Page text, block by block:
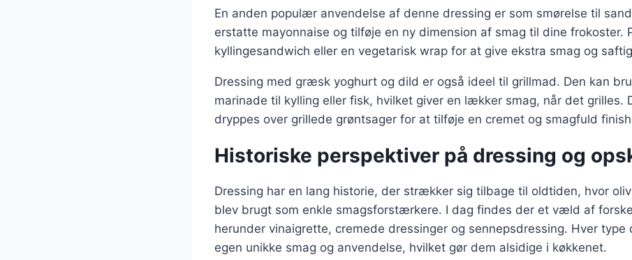
En anden populær anvendelse af denne dressing er som smørelse til
erstatte mayonnaise og tilføje en ny dimension af smag til dine frokoster.
kyllingesandwich eller en vegetarisk wrap for at give ekstra smag og
Dressing med græsk yoghurt og dild er også ideel til grillmad. Den kan
marinade til kylling eller fisk, hvilket giver en lækker smag, når det grilles.
dryppes over grillede grøntsager for at tilføje en cremet og smagfuld
Historiske perspektiver på dressing og
Dressing har en lang historie, der strækker sig tilbage til oldtiden, hvor
blev brugt som enkle smagsforstærkere. I dag findes der et væld af
herunder vinaigrette, cremede dressinger og sennepsdressing. Hver type
egen unikke smag og anvendelse, hvilket gør dem alsidige i køkkenet.